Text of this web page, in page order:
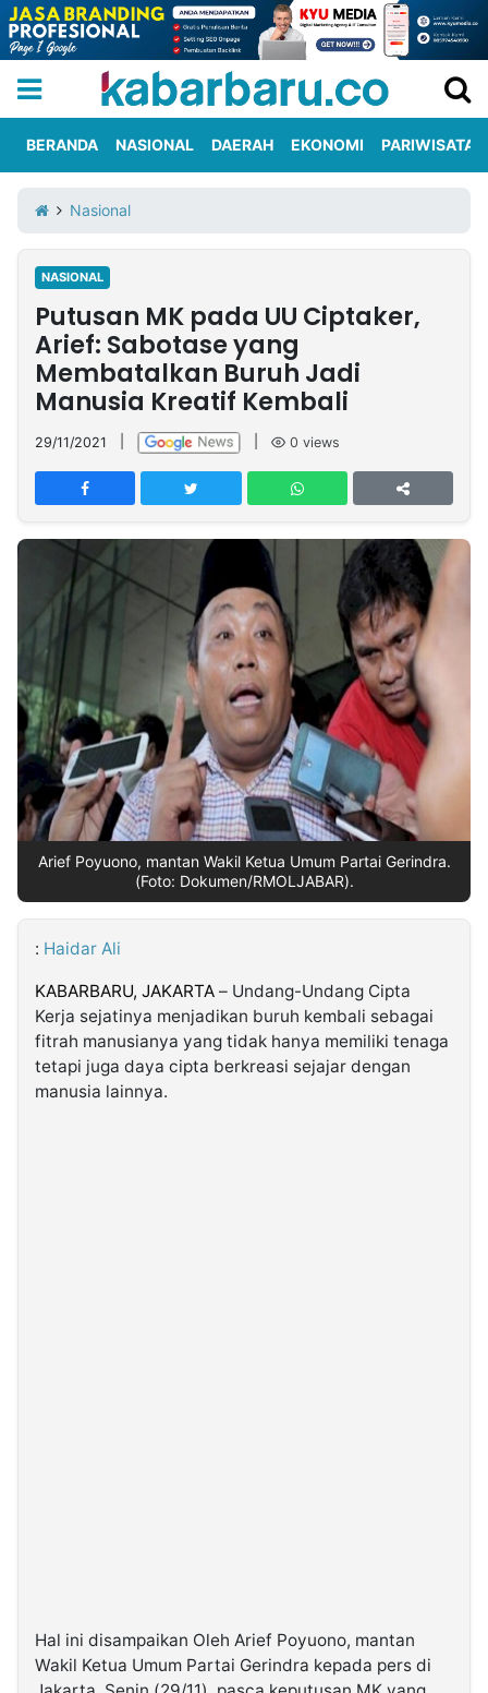
Iklan
Berita
Kami
Nasional
International
Olahraga
Entertainment
Daerah
Pariwisata
Kuliner
Kolom
Network
PT
TREETAN
MULTIMEDIA
INDONESIA
Partner
Insight
NTB
Suara
Time
Lens
Daily
Jogja
Jalan
Rakyat
Idealita
News
Notice
Radar
Baru
Seedbacklink
Follow
Kabarbaru
Kabarbaru.co
2026
BERANDA NASIONAL DAERAH EKONOMI PARIWISATA
Nasional
NASIONAL
Putusan MK pada UU Ciptaker,
Arief: Sabotase yang
Membatalkan Buruh Jadi
Manusia Kreatif Kembali
29/11/2021 0 views
Arief Poyuono, mantan Wakil Ketua Umum Partai Gerindra.
(Foto: Dokumen/RMOLJABAR).
: Haidar Ali
KABARBARU, JAKARTA – Undang-Undang Cipta
Kerja sejatinya menjadikan buruh kembali sebagai
fitrah manusianya yang tidak hanya memiliki tenaga
tetapi juga daya cipta berkreasi sejajar dengan
manusia lainnya.
Hal ini disampaikan Oleh Arief Poyuono, mantan
Wakil Ketua Umum Partai Gerindra kepada pers di